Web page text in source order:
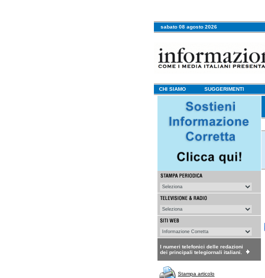
sabato 08 agosto 2026
CHI SIAMO SUGGERIMENTI
I numeri telefonici delle redazioni
dei principali telegiornali italiani.
Stampa articolo